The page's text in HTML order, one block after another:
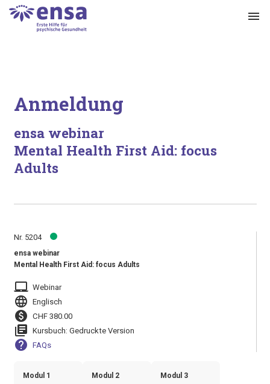
menu
Anmeldung
ensa webinar
Mental Health First Aid: focus
Adults
Nr. 5204
ensa webinar
Mental Health First Aid: focus Adults
laptop_mac Webinar
language Englisch
paid CHF 380.00
library_books Kursbuch: Gedruckte Version
help FAQs
Modul 1 Modul 2 Modul 3